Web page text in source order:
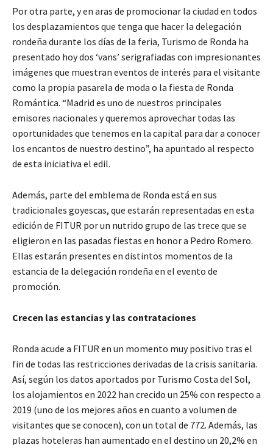
Por otra parte, y en aras de promocionar la ciudad en todos
los desplazamientos que tenga que hacer la delegación
rondeña durante los días de la feria, Turismo de Ronda ha
presentado hoy dos ‘vans’ serigrafiadas con impresionantes
imágenes que muestran eventos de interés para el visitante
como la propia pasarela de moda o la fiesta de Ronda
Romántica. “Madrid es uno de nuestros principales
emisores nacionales y queremos aprovechar todas las
oportunidades que tenemos en la capital para dar a conocer
los encantos de nuestro destino”, ha apuntado al respecto
de esta iniciativa el edil.
Además, parte del emblema de Ronda está en sus
tradicionales goyescas, que estarán representadas en esta
edición de FITUR por un nutrido grupo de las trece que se
eligieron en las pasadas fiestas en honor a Pedro Romero.
Ellas estarán presentes en distintos momentos de la
estancia de la delegación rondeña en el evento de
promoción.
Crecen las estancias y las contrataciones
Ronda acude a FITUR en un momento muy positivo tras el
fin de todas las restricciones derivadas de la crisis sanitaria.
Así, según los datos aportados por Turismo Costa del Sol,
los alojamientos en 2022 han crecido un 25% con respecto a
2019 (uno de los mejores años en cuanto a volumen de
visitantes que se conocen), con un total de 772. Además, las
plazas hoteleras han aumentado en el destino un 20,2% en